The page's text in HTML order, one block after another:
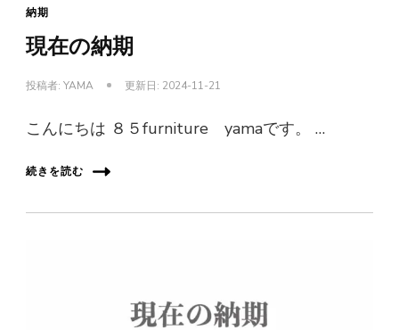
納期
現在の納期
投稿者: YAMA 更新日: 2024-11-21
こんにちは ８５furniture yamaです。 …
続きを読む